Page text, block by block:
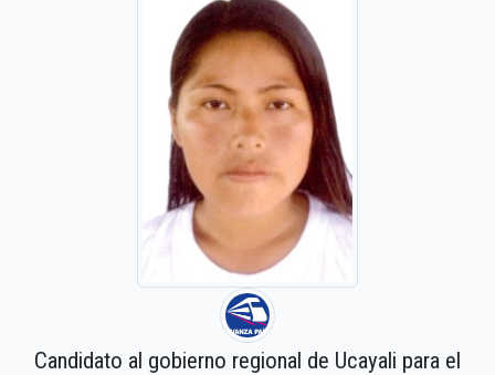
Candidato al gobierno regional de Ucayali para el